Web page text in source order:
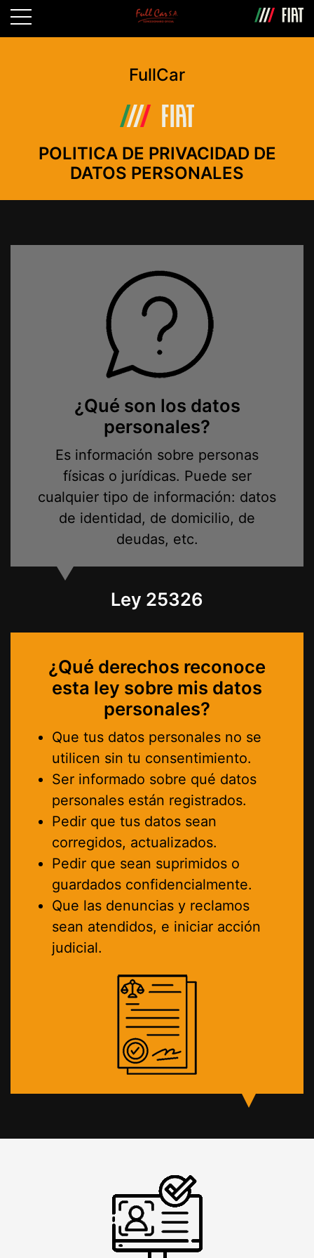
FullCar
POLITICA DE PRIVACIDAD DE
DATOS PERSONALES
¿Qué son los datos
personales?
Es información sobre personas
físicas o jurídicas. Puede ser
cualquier tipo de información: datos
de identidad, de domicilio, de
deudas, etc.
Ley 25326
¿Qué derechos reconoce
esta ley sobre mis datos
personales?
Que tus datos personales no se
utilicen sin tu consentimiento.
Ser informado sobre qué datos
personales están registrados.
Pedir que tus datos sean
corregidos, actualizados.
Pedir que sean suprimidos o
guardados confidencialmente.
Que las denuncias y reclamos
sean atendidos, e iniciar acción
judicial.